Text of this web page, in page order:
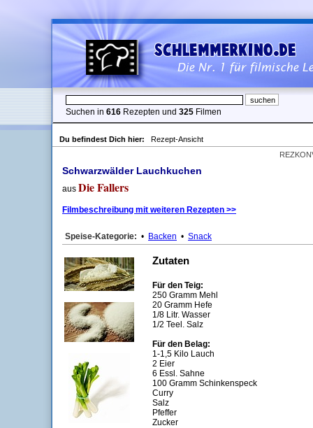
Suchen in 616 Rezepten und 325 Filmen
Du befindest Dich hier:
Rezept-Ansicht
Schwarzwälder Lauchkuchen
aus Die Fallers
Filmbeschreibung mit weiteren Rezepten >>
Speise-Kategorie: • Backen • Snack
Zutaten
Für den Teig:
250 Gramm Mehl
20 Gramm Hefe
1/8 Litr. Wasser
1/2 Teel. Salz
Für den Belag:
1-1,5 Kilo Lauch
2 Eier
6 Essl. Sahne
100 Gramm Schinkenspeck
Curry
Salz
Pfeffer
Zucker